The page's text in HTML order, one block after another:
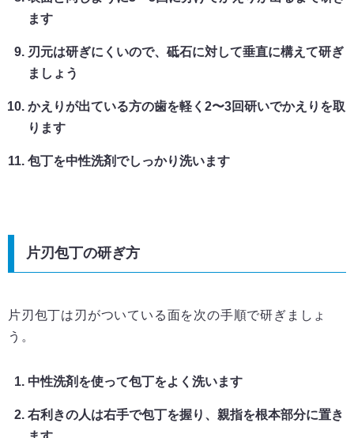
ます
刃元は研ぎにくいので、砥石に対して垂直に構えて研ぎ
ましょう
かえりが出ている方の歯を軽く2〜3回研いでかえりを取
ります
包丁を中性洗剤でしっかり洗います
片刃包丁の研ぎ方
片刃包丁は刃がついている面を次の手順で研ぎましょ
う。
中性洗剤を使って包丁をよく洗います
右利きの人は右手で包丁を握り、親指を根本部分に置き